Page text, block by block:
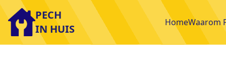
Ga naar inhoud
PECH
IN HUIS
HomeWaarom